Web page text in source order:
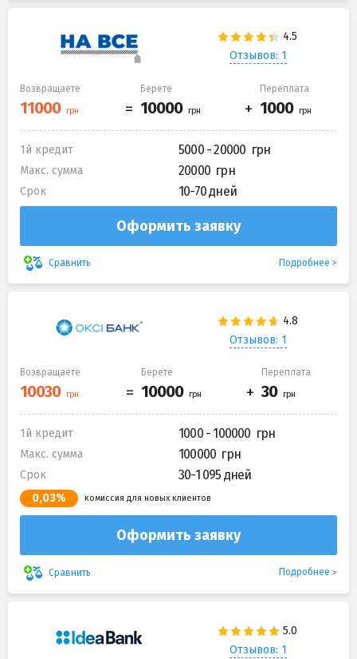
Отзывов: 1
Возвращаете Берете Переплата
1й кредит 5000 - 20000
Макс. сумма 20000
Срок 10-70 дней
Оформить заявку
Сравнить Подробнее
Отзывов: 1
Возвращаете Берете Переплата
1й кредит 1000 - 100000
Макс. сумма 100000
Срок 30-1 095 дней
0,03% комиссия для новых клиентов
Оформить заявку
Сравнить Подробнее
Отзывов: 1